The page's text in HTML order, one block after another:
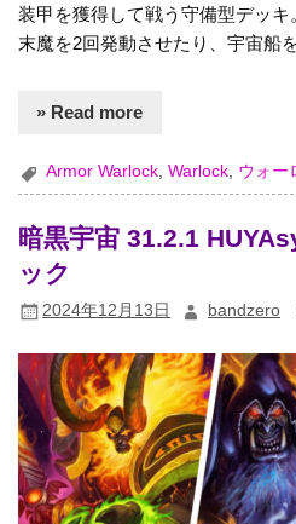
装甲を獲得して戦う守備型デッ
末魔を2回発動させたり、宇宙船
» Read more
Armor Warlock,Warlock, ウォー
暗黒宇宙 31.2.1
ック
2024年12月13日 bandzero